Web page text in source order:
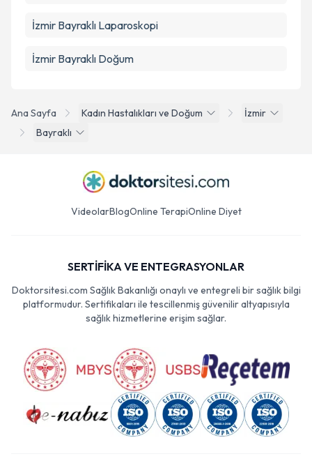
Ana Sayfa Kadın Hastalıkları ve Doğum
İzmir
Bayraklı
İzmir Bayraklı Laparoskopi
İzmir Bayraklı Doğum
VideolarBlogOnline TerapiOnline Diyet
SERTİFİKA VE ENTEGRASYONLAR
Doktorsitesi.com Sağlık Bakanlığı onaylı ve entegreli bir sağlık bilgi
platformudur. Sertifikaları ile tescillenmiş güvenilir altyapısıyla
sağlık hizmetlerine erişim sağlar.